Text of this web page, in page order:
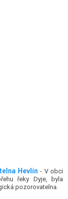
Hevlín - V obci
řeky Dyje, byla
pozorovatelna.